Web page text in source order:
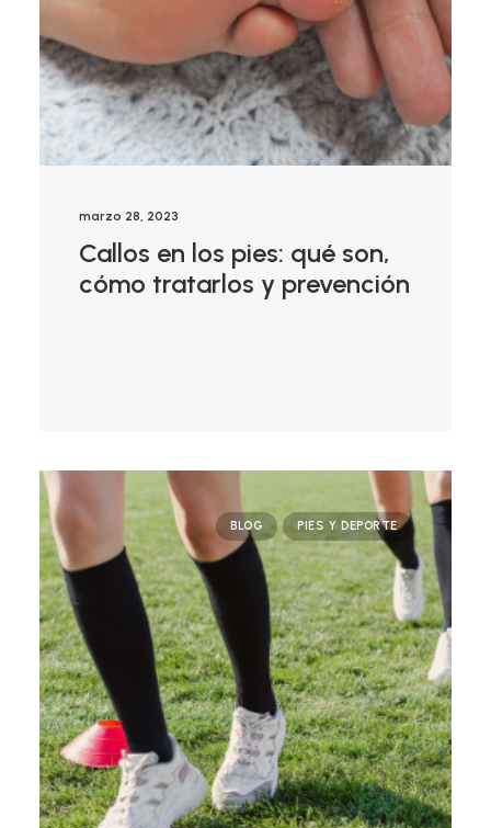
marzo 28, 2023
Callos en los pies: qué son,
cómo tratarlos y prevención
BLOG PIES Y DEPORTE